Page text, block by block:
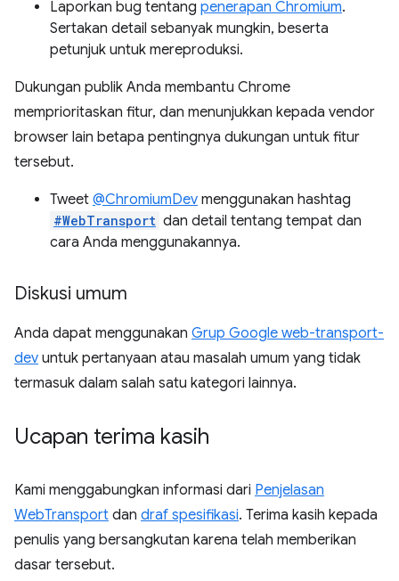
Laporkan bug tentang penerapan Chromium.
Sertakan detail sebanyak mungkin, beserta
petunjuk untuk mereproduksi.
Dukungan publik Anda membantu Chrome
memprioritaskan fitur, dan menunjukkan kepada vendor
browser lain betapa pentingnya dukungan untuk fitur
tersebut.
Tweet @ChromiumDev menggunakan hashtag
#WebTransport dan detail tentang tempat dan
cara Anda menggunakannya.
Diskusi umum
Anda dapat menggunakan Grup Google web-transport-
dev untuk pertanyaan atau masalah umum yang tidak
termasuk dalam salah satu kategori lainnya.
Ucapan terima kasih
Kami menggabungkan informasi dari Penjelasan
WebTransport dan draf spesifikasi. Terima kasih kepada
penulis yang bersangkutan karena telah memberikan
dasar tersebut.